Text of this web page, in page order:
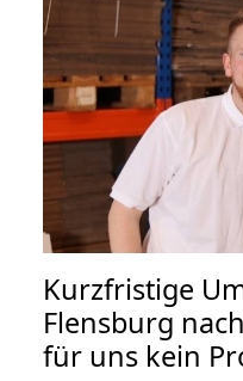
Kurzfristige
Flensburg
für uns kein